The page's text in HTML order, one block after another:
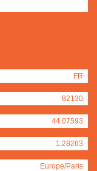
FR
82130
44.07593
1.28263
Europe/Paris